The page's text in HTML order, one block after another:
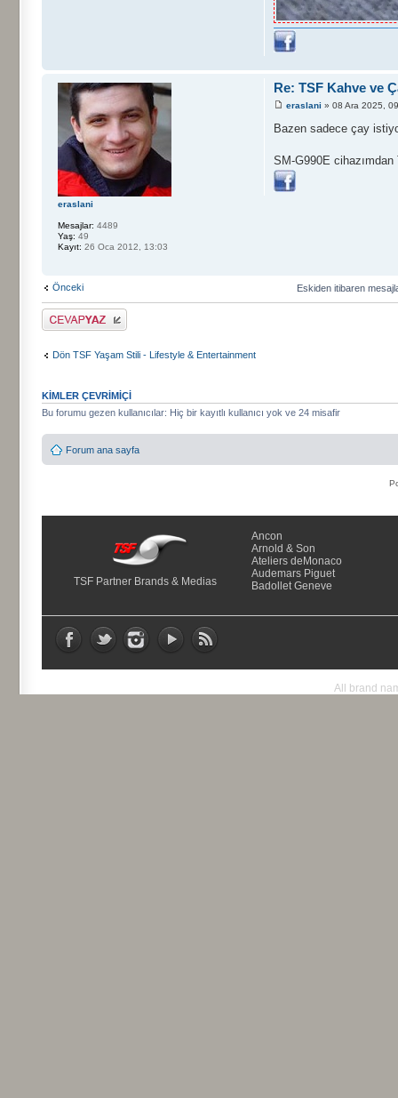
Re: TSF Kahve ve
eraslani » 08 Ara 2025,
Bazen sadece çay
SM-G990E
eraslani
Mesajlar: 4489
Yaş: 49
Kayıt: 26 Oca 2012, 13:03
Önceki Eskiden itibaren
Cevap gönder
Dön TSF Yaşam Stili - Lifestyle & Entertainment
KIMLER ÇEVRIMIÇI
Bu forumu gezen kullanıcılar: Hiç bir kayıtlı kullanıcı yok ve 24 misafir
Forum ana sayfa
TSF Partner Brands & Medias
Ancon
Arnold & Son
Ateliers deMonaco
Audemars Piguet
Badollet Geneve
All brand